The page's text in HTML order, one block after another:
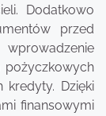
Dodatkowo
przed
pożyczkowych
kredyty. Dzięki
finansowymi